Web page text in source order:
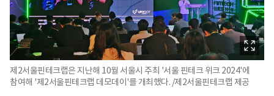
제2서울핀테크랩은 지난해 10월 서울시 주최 '서울 핀테크 위크 2024'에
참여해 '제2서울핀테크랩 데모데이'를 개최했다. /제2서울핀테크랩 제공